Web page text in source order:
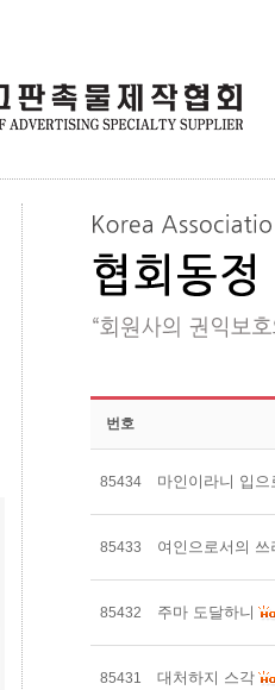
번호
85434 마인이라니 입으
85433 여인으로서의 쓰
85432 주마 도달하니
85431 대처하지 스각